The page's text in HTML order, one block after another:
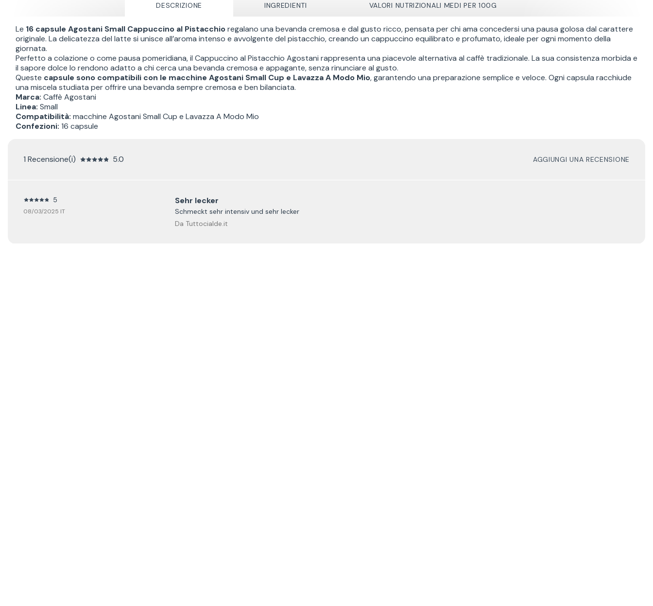
DESCRIZIONE INGREDIENTI VALORI NUTRIZIONALI MEDI PER 100G
Le 16 capsule Agostani Small Cappuccino al Pistacchioregalano una bevanda cremosa e dal gusto ricco, pensata per chi ama concedersi una pausa golosa dal carattere
originale. La delicatezza del latte si unisce all’aroma intenso e avvolgente del pistacchio, creando un cappuccino equilibrato e profumato, ideale per ogni momento della
giornata.
Perfetto a colazione o come pausa pomeridiana, il Cappuccino al Pistacchio Agostani rappresenta una piacevole alternativa al caffè tradizionale. La sua consistenza morbida e
il sapore dolce lo rendono adatto a chi cerca una bevanda cremosa e appagante, senza rinunciare al gusto.
Queste capsule sono compatibili con le macchine Agostani Small Cup e Lavazza A Modo Mio, garantendo una preparazione semplice e veloce. Ogni capsula racchiude
una miscela studiata per offrire una bevanda sempre cremosa e ben bilanciata.
Marca: Caffè Agostani
Linea: Small
Compatibilità: macchine Agostani Small Cup e Lavazza A Modo Mio
Confezioni: 16 capsule
1 Recensione(i) 5.0 AGGIUNGI UNA RECENSIONE
5
08/03/2025 IT
Sehr lecker
Schmeckt sehr intensiv und sehr lecker
Da Tuttocialde.it